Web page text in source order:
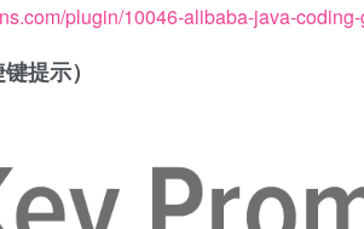
plugin/10046-alibaba-java-
提示）